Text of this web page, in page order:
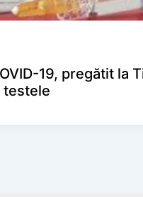
19, pregătit la
testele